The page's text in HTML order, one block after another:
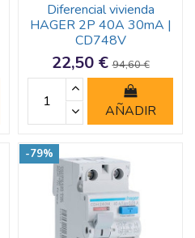
Diferencial vivienda
HAGER 2P 40A 30mA |
CD748V
22,50 €94,60 €
AÑADIR
-79%